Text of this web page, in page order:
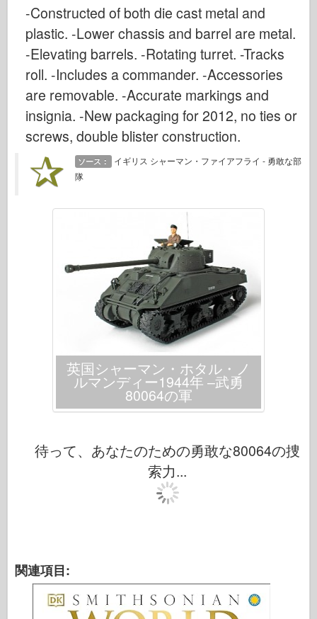
メンモデル
タミヤ
トライスター
トランペッター
アルバム-写真
歩き回る
本
キット
-Constructed of both die cast metal and
plastic. -Lower chassis and barrel are metal.
-Elevating barrels. -Rotating turret. -Tracks
roll. -Includes a commander. -Accessories
are removable. -Accurate markings and
insignia. -New packaging for 2012, no ties or
screws, double blister construction.
ソース：
イギリス シャーマン・ファイアフライ - 勇敢な部
隊
英国シャーマン・ホタル・ノ
ルマンディー1944年 –武勇
80064の軍
待って、あなたのための勇敢な80064の捜
索力...
関連項目: